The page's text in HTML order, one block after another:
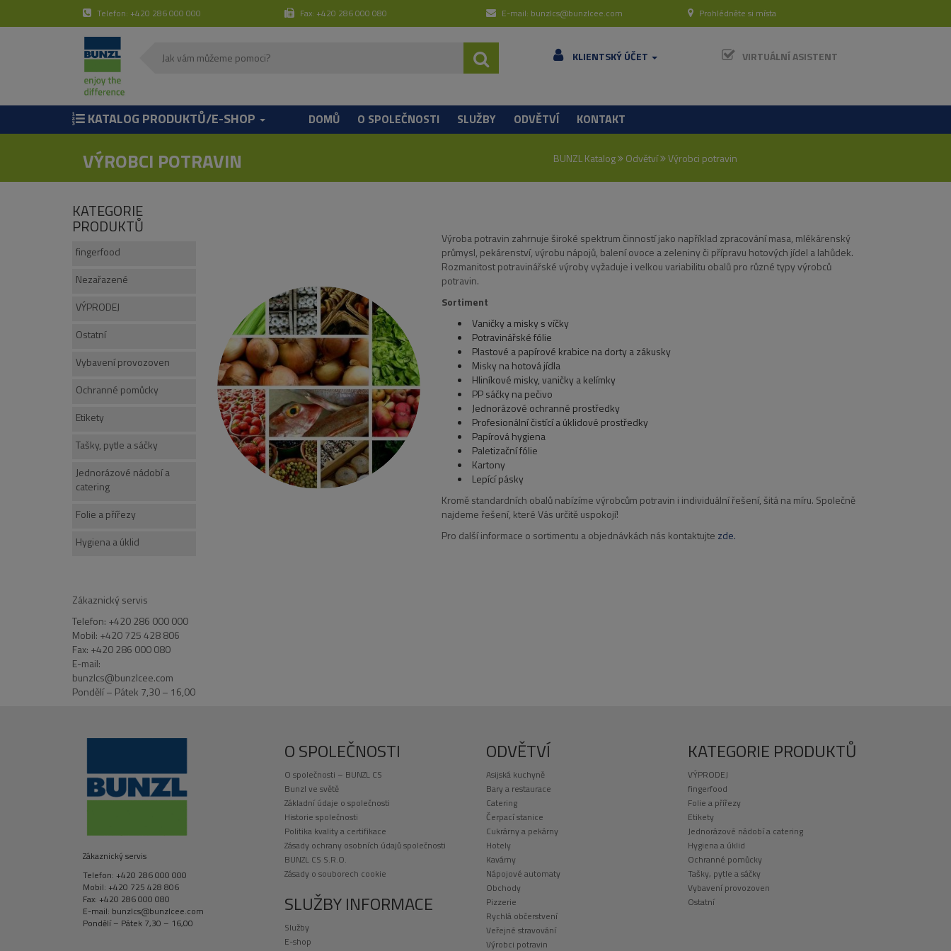
Telefon: +420 286 000 000 Fax: +420 286 000 080 E-mail: bunzlcs@bunzlcee.com Prohlédněte si místa
KLIENTSKÝ ÚČET VIRTUÁLNÍ ASISTENT
KATALOG PRODUKTŮ/E-SHOP DOMŮ O SPOLEČNOSTI SLUŽBY ODVĚTVÍ KONTAKT
VÝROBCI POTRAVIN BUNZL Katalog Odvětví Výrobci potravin
Výroba potravin zahrnuje široké spektrum činností jako například zpracování masa, mlékárenský
průmysl, pekárenství, výrobu nápojů, balení ovoce a zeleniny či přípravu hotových jídel a lahůdek.
Rozmanitost potravinářské výroby vyžaduje i velkou variabilitu obalů pro různé typy výrobců
potravin.
Sortiment
Vaničky a misky s víčky
Potravinářské fólie
Plastové a papírové krabice na dorty a zákusky
Misky na hotová jídla
Hliníkové misky, vaničky a kelímky
PP sáčky na pečivo
Jednorázové ochranné prostředky
Profesionální čistící a úklidové prostředky
Papírová hygiena
Paletizační fólie
Kartony
Lepící pásky
Kromě standardních obalů nabízíme výrobcům potravin i individuální řešení, šitá na míru. Společně
najdeme řešení, které Vás určitě uspokojí!
Pro další informace o sortimentu a objednávkách nás kontaktujte zde.
KATEGORIE
PRODUKTŮ
fingerfood
Nezařazené
VÝPRODEJ
Ostatní
Vybavení provozoven
Ochranné pomůcky
Etikety
Tašky, pytle a sáčky
Jednorázové nádobí a
catering
Folie a přířezy
Hygiena a úklid
Zákaznický servis
Telefon: +420 286 000 000
Mobil: +420 725 428 806
Fax: +420 286 000 080
E-mail:
bunzlcs@bunzlcee.com
Pondělí – Pátek 7,30 – 16,00
Zákaznický servis
Telefon: +420 286 000 000
Mobil: +420 725 428 806
Fax: +420 286 000 080
E-mail: bunzlcs@bunzlcee.com
Pondělí – Pátek 7,30 – 16,00
O SPOLEČNOSTI
O společnosti – BUNZL CS
Bunzl ve světě
Základní údaje o společnosti
Historie společnosti
Politika kvality a certifikace
Zásady ochrany osobních údajů společnosti
BUNZL CS S.R.O.
Zásady o souborech cookie
SLUŽBY INFORMACE
Služby
E-shop
ODVĚTVÍ
Asijská kuchyně
Bary a restaurace
Catering
Čerpací stanice
Cukrárny a pekárny
Hotely
Kavárny
Nápojové automaty
Obchody
Pizzerie
Rychlá občerstvení
Veřejné stravování
Výrobci potravin
KATEGORIE PRODUKTŮ
VÝPRODEJ
fingerfood
Folie a přířezy
Etikety
Jednorázové nádobí a catering
Hygiena a úklid
Ochranné pomůcky
Tašky, pytle a sáčky
Vybavení provozoven
Ostatní